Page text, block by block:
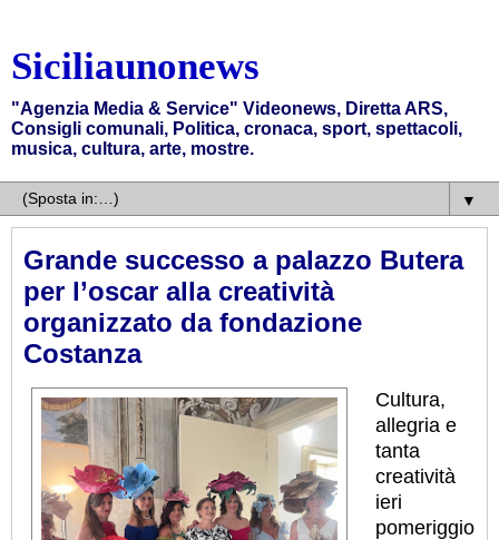
Siciliaunonews
"Agenzia Media & Service" Videonews, Diretta ARS,
Consigli comunali, Politica, cronaca, sport, spettacoli,
musica, cultura, arte, mostre.
▼
Grande successo a palazzo Butera
per l’oscar alla creatività
organizzato da fondazione
Costanza
Cultura,
allegria e
tanta
creatività
ieri
pomeriggio